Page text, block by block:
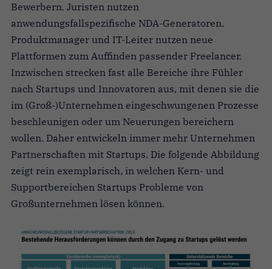
Bewerbern. Juristen nutzen
anwendungsfallspezifische NDA-Generatoren.
Produktmanager und IT-Leiter nutzen neue
Plattformen zum Auffinden passender Freelancer.
Inzwischen strecken fast alle Bereiche ihre Fühler
nach Startups und Innovatoren aus, mit denen sie die
im (Groß-)Unternehmen eingeschwungenen Prozesse
beschleunigen oder um Neuerungen bereichern
wollen. Daher entwickeln immer mehr Unternehmen
Partnerschaften mit Startups. Die folgende Abbildung
zeigt rein exemplarisch, in welchen Kern- und
Supportbereichen Startups Probleme von
Großunternehmen lösen können.